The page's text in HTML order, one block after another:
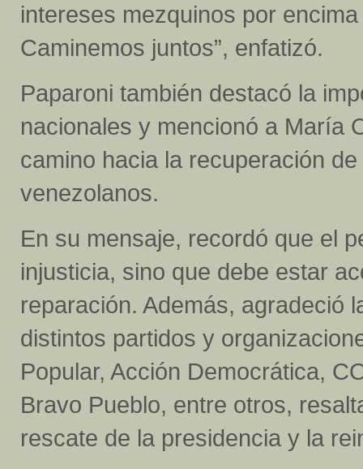
intereses mezquinos por
Caminemos juntos”, enfatizó.
Paparoni también destacó la
nacionales y mencionó a María
camino hacia la recuperación
venezolanos.
En su mensaje, recordó que el
injusticia, sino que debe estar
reparación. Además, agradeció
distintos partidos y
Popular, Acción Democrática,
Bravo Pueblo, entre otros,
rescate de la presidencia y la